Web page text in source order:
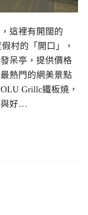
這裡有開闊的
村的「開口」，
呆亭，提供價格
熱門的網美景點
Grillc鐵板燒，
與好…